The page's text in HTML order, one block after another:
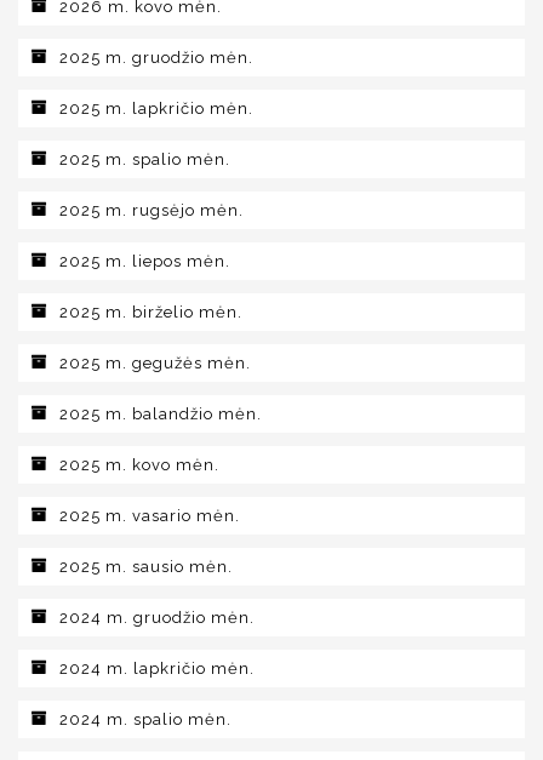
2026 m. kovo mėn.
2025 m. gruodžio mėn.
2025 m. lapkričio mėn.
2025 m. spalio mėn.
2025 m. rugsėjo mėn.
2025 m. liepos mėn.
2025 m. birželio mėn.
2025 m. gegužės mėn.
2025 m. balandžio mėn.
2025 m. kovo mėn.
2025 m. vasario mėn.
2025 m. sausio mėn.
2024 m. gruodžio mėn.
2024 m. lapkričio mėn.
2024 m. spalio mėn.